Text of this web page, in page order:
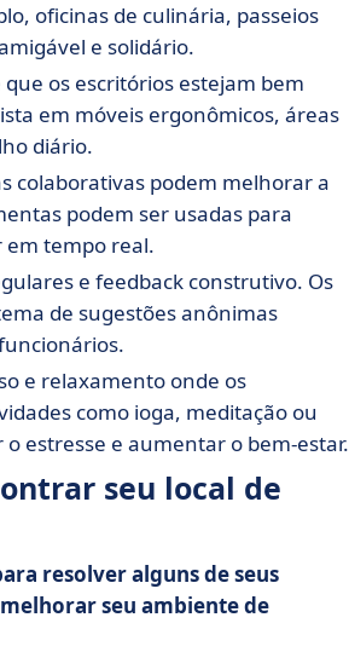
oficinas de culinária, passeios
e solidário.
os escritórios estejam bem
em móveis ergonômicos, áreas
diário.
colaborativas podem melhorar a
podem ser usadas para
tempo real.
e feedback construtivo. Os
de sugestões anônimas
e relaxamento onde os
como ioga, meditação ou
estresse e aumentar o bem-estar.
seu local de
resolver alguns de seus
melhorar seu ambiente de